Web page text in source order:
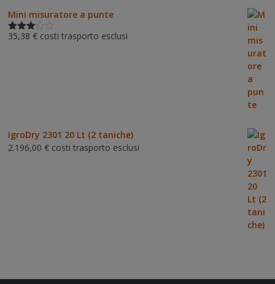
Mini misuratore a punte
Valutat
35,38 € costi trasporto esclusi
IgroDry 2301 20 Lt (2 taniche)
2.196,00 € costi trasporto esclusi